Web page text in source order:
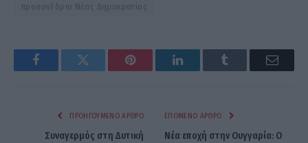
προσυνέδριο Νέας Δημοκρατίας
FacebookTwitter Pinterest LinkedInTumblr Email
ΠΡΟΗΓΟΎΜΕΝΟ ΆΡΘΡΟ
Συναγερμός στη Δυτική
ΕΠΌΜΕΝΟ ΆΡΘΡΟ
Νέα εποχή στην Ουγγαρία: Ο